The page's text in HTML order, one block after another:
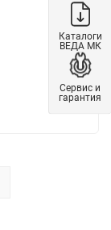
Каталоги
ВЕДА МК
Сервис и
гарантия